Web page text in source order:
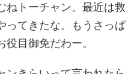
ねトーチャン。最近は救
ってきたな。もうさっぱ
目御免だわー。